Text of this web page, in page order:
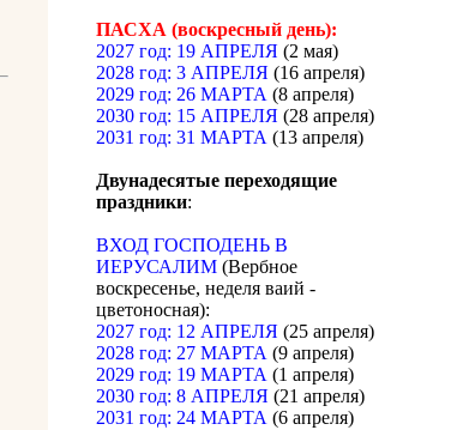
ПАСХА (воскресный день):
2027 год: 19 АПРЕЛЯ (2 мая)
2028 год: 3 АПРЕЛЯ (16 апреля)
2029 год: 26 МАРТА (8 апреля)
2030 год: 15 АПРЕЛЯ (28 апреля)
2031 год: 31 МАРТА (13 апреля)
Двунадесятые переходящие
праздники:
ВХОД ГОСПОДЕНЬ В
ИЕРУСАЛИМ (Вербное
воскресенье, неделя ваий -
цветоносная):
2027 год: 12 АПРЕЛЯ (25 апреля)
2028 год: 27 МАРТА (9 апреля)
2029 год: 19 МАРТА (1 апреля)
2030 год: 8 АПРЕЛЯ (21 апреля)
2031 год: 24 МАРТА (6 апреля)